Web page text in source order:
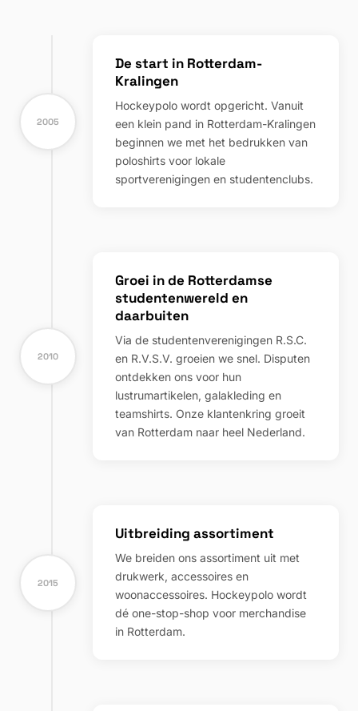
2005
De start in Rotterdam-
Kralingen
Hockeypolo wordt opgericht. Vanuit
een klein pand in Rotterdam-Kralingen
beginnen we met het bedrukken van
poloshirts voor lokale
sportverenigingen en studentenclubs.
2010
Groei in de Rotterdamse
studentenwereld en
daarbuiten
Via de studentenverenigingen R.S.C.
en R.V.S.V. groeien we snel. Disputen
ontdekken ons voor hun
lustrumartikelen, galakleding en
teamshirts. Onze klantenkring groeit
van Rotterdam naar heel Nederland.
2015
Uitbreiding assortiment
We breiden ons assortiment uit met
drukwerk, accessoires en
woonaccessoires. Hockeypolo wordt
dé one-stop-shop voor merchandise
in Rotterdam.